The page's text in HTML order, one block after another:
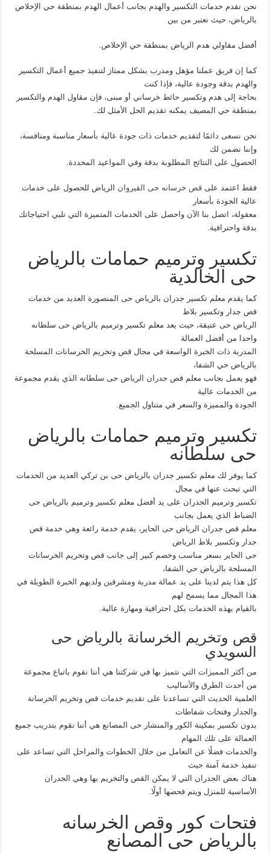
نحن نقدم خدمات التكسير والهدم بجانب أعمال الهدم بمنطقة حي الإخلاص
بالرياض، حيث نعتبر من بين
أفضل مقاولي هدم الرياض بمنطقة حي الإخلاص.
كما إن فريق عملنا مؤهل ومدرب بشكل ممتاز لتنفيذ جميع أعمال التكسير
والهدم بدقة وجودة عالية، فإذا كنت
بحاجة إلى هدم وتكسير حائط خرساني أو مبنى، فإن مقاول الهدم والتكسير
بمنطقة حي المصيف يمكنه تقديم الحل الأمثل لك.
نحن نسعى دائمًا لتقديم خدمات ذات جودة عالية بأسعار مناسبة ومنافسة،
وإننا نضمن لك
الحصول على النتائج المطلوبة بدقة وفي المواعيد المحددة.
فقط اعتمد علىقص خرسانه حى القيروان الرياض للحصول على خدمات
عالية الجودة بأسعار
معقولة، اتصل بنا الآن واحصل على الخدمات المتميزة التي تلبي احتياجاتك
بدقة واحترافية.
تكسير وترميم حمامات بالرياض
حى الخالدية
كما يقدم معلم تكسير جدران بالرياض حى المنصورة العديد من خدمات
قص جدار وتكسير بلاط
الرياض حى عتيقة، حيث يعد معلم تكسير وترميم بالرياض حى سلطانه
واحدا من أفضل العمالة
المدربة ذات الخبرة الواسعة في مجال قص وتخريم الخرسانات المسلحة
بالرياض حي الشفا،
فهو يعمل بجانب معلم قص جدران الرياض حى سلطانه الذي يقدم مجموعة
من الخدمات عالية
الجودة والمميزة والسعر في متناول الجميع.
تكسير وترميم حمامات بالرياض
حى سلطانه
كما يوفر لك معلم تكسير جدران بالرياض حى بن تركي العديد من الخدمات
التي تبحث عنها في مجال
تكسير وترميم الجدران على يد أفضل معلم تكسير وترميم بالرياض حى
الضباط الذي يعمل بجانب
معلم قص جدران الرياض حى الحاير، يقدم خدمة رائعة وهي خدمة قص
جدار وتكسير بلاط الرياض
حى الحاير بسعر مناسب وخصم كبير إلى جانب قص وتخريم الخرسانات
المسلحة بالرياض حي الشفا،
كل هذا يتم لدينا على يد عمالة مدربة ومشرفين ولديهم الخبرة الطويلة في
هذا المجال مما يسمح لهم
بالقيام بهذه الخدمات بكل احترافية ومهارة عالية.
قص وتخريم الخرسانة بالرياض حى
السويدي
من أكثر المميزات التي نتميز بها في شركتنا هي أننا نقوم باتباع مجموعة
من أحدث الطرق والأساليب
العلمية الحديث التي تساعدنا على تقديم خدمات قص وتخريم الخرسانة
والجدار وفتحات شفاطات
بدون تكسير بمكينة الكور والمنشار حى المصانع هي أننا نقوم بتدريب جميع
العمالة على تلك المهام
والخدمات فضلًا عن التعامل من خلال الخطوات والمراحل التي تساعد على
تنفيذ خدمة آمنة حيث
هناك بعض الجدران التي لا يمكن القص والتخريم بها وهي الجدران
الأساسية للمنزل ويتم فحصها أولًا.
فتحات كور وقص الخرسانه
بالرياض حى المصانع